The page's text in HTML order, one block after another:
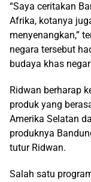
“Saya ceritakan
Afrika, kotanya
menyenangkan,”
negara tersebut
budaya khas
Ridwan berharap
produk yang
Amerika Selatan
produknya
tutur Ridwan.
Salah satu